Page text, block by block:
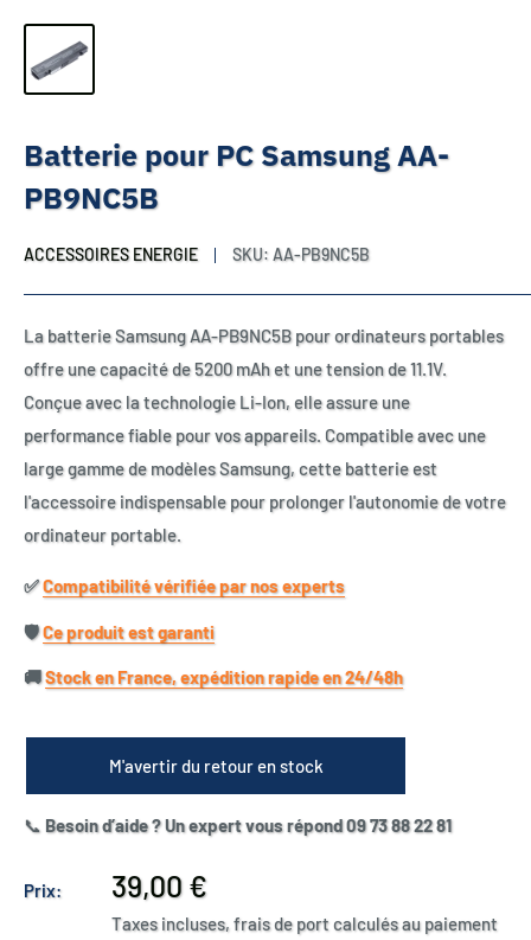
Batterie pour PC Samsung AA-
PB9NC5B
ACCESSOIRES ENERGIE SKU: AA-PB9NC5B
La batterie Samsung AA-PB9NC5B pour ordinateurs portables
offre une capacité de 5200 mAh et une tension de 11.1V.
Conçue avec la technologie Li-Ion, elle assure une
performance fiable pour vos appareils. Compatible avec une
large gamme de modèles Samsung, cette batterie est
l'accessoire indispensable pour prolonger l'autonomie de votre
ordinateur portable.
✅​Compatibilité vérifiée par nos experts
🛡️​Ce produit est garanti
🚚​Stock en France, expédition rapide en 24/48h
M'avertir du retour en stock
📞 Besoin d’aide ? Un expert vous répond 09 73 88 22 81
Prix:
Prix
réduit
39,00 €
Taxes incluses, frais de port calculés au paiement